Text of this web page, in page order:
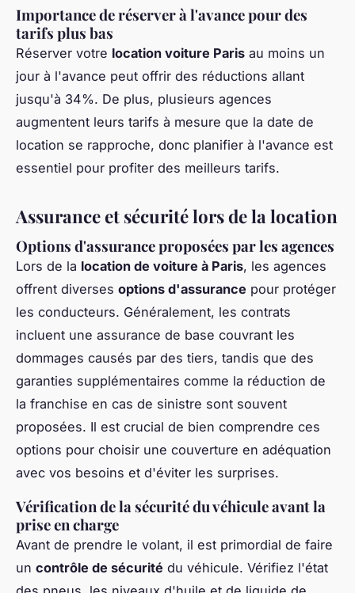
Importance de réserver à l'avance pour des
tarifs plus bas
Réserver votre location voiture Paris au moins un
jour à l'avance peut offrir des réductions allant
jusqu'à 34%. De plus, plusieurs agences
augmentent leurs tarifs à mesure que la date de
location se rapproche, donc planifier à l'avance est
essentiel pour profiter des meilleurs tarifs.
Assurance et sécurité lors de la location
Options d'assurance proposées par les agences
Lors de la location de voiture à Paris, les agences
offrent diverses options d'assurance pour protéger
les conducteurs. Généralement, les contrats
incluent une assurance de base couvrant les
dommages causés par des tiers, tandis que des
garanties supplémentaires comme la réduction de
la franchise en cas de sinistre sont souvent
proposées. Il est crucial de bien comprendre ces
options pour choisir une couverture en adéquation
avec vos besoins et d'éviter les surprises.
Vérification de la sécurité du véhicule avant la
prise en charge
Avant de prendre le volant, il est primordial de faire
un contrôle de sécurité du véhicule. Vérifiez l'état